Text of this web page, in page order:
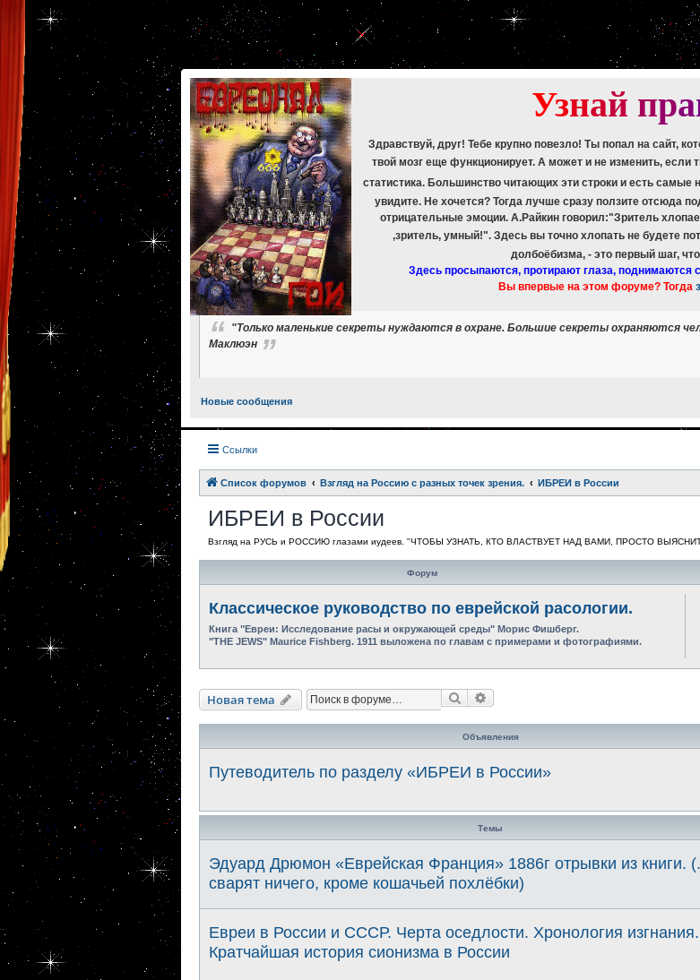
[phpBB Debug] PHP Warning : in file [ROOT]/phpbb/db/driver/mysqli.php
mysqli_fetch_assoc(): Couldn't fetch mysqli_result
[phpBB Debug] PHP Warning
[ROOT]/phpbb/db/driver/mysqli.php
mysqli_free_result(): Couldn't fetch mysqli_result
[phpBB Debug] PHP Warning
: in file [ROOT]/phpbb/db/driver/mysqli.php 265 :mysqli_fetch_assoc(): Couldn't fetch mysqli_result
[phpBB Debug] PHP Warning
: in file [ROOT]/phpbb/db/driver/mysqli.php on line 329 :mysqli_free_result(): Couldn't fetch mysqli_result
[phpBB Debug] PHP Warning
[ROOT]/phpbb/db/driver/mysqli.php on line 265 : mysqli_fetch_assoc(): Couldn't fetch mysqli_result
[phpBB Debug] PHP Warning
[ROOT]/phpbb/db/driver/mysqli.php on line mysqli_free_result(): Couldn't fetch mysqli_result
Узнай пра
Здравствуй, друг! Тебе крупно повезло! Ты попал на сайт,
твой мозг еще функционирует. А может и не изменить, если
статистика. Большинство читающих эти строки и есть самые
увидите. Не хочется? Тогда лучше сразу ползите отсюда
отрицательные эмоции. А.Райкин говорил:"Зритель
,зритель, умный!". Здесь вы точно хлопать не будете
долбоёбизма, - это первый шаг,
Здесь просыпаются, протирают глаза, поднимаются
Вы впервые на этом форуме? Тогда
"Только маленькие секреты нуждаются в охране. Большие секреты охраняются
Маклюэн
Новые сообщения
Ссылки
Список форумов Взгляд на Россию с разных точек зрения. ИБРЕИ в России
ИБРЕИ в России
Взгляд на РУСЬ и РОССИЮ глазами иудеев. "ЧТОБЫ УЗНАТЬ, КТО ВЛАСТВУЕТ НАД ВАМИ, ПРОСТО
Форум
Классическое руководство по еврейской расологии.
Книга "Евреи: Исследование расы и окружающей среды" Морис Фишберг.
"THE JEWS" Maurice Fishberg. 1911 выложена по главам с примерами и фотографиями.
Новая тема Поиск
Объявления
Путеводитель по разделу «ИБРЕИ в России»
Темы
Эдуард Дрюмон «Еврейская Франция» 1886г отрывки из книги.
сварят ничего, кроме кошачьей похлёбки)
Евреи в России и СССР. Черта оседлости. Хронология изгнания.
Кратчайшая история сионизма в России